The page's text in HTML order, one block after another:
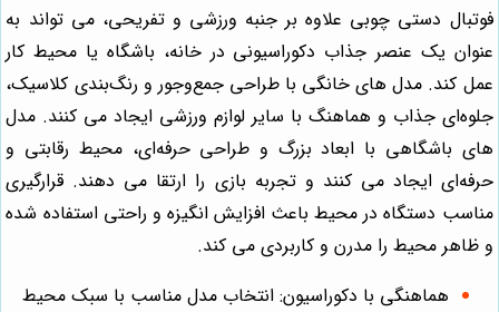
فوتبال دستی چوبی علاوه بر جنبه ورزشی و تفریحی، می تواند به
عنوان یک عنصر جذاب دکوراسیونی در خانه، باشگاه یا محیط کار
عمل کند. مدل‌ های خانگی با طراحی جمع‌وجور و رنگ‌بندی کلاسیک،
جلوه‌ای جذاب و هماهنگ با سایر لوازم ورزشی ایجاد می کنند. مدل‌
های باشگاهی با ابعاد بزرگ و طراحی حرفه‌ای، محیط رقابتی و
حرفه‌ای ایجاد می کنند و تجربه بازی را ارتقا می دهند. قرارگیری
مناسب دستگاه در محیط باعث افزایش انگیزه و راحتی استفاده شده
و ظاهر محیط را مدرن و کاربردی می کند.
هماهنگی با دکوراسیون: انتخاب مدل مناسب با سبک محیط